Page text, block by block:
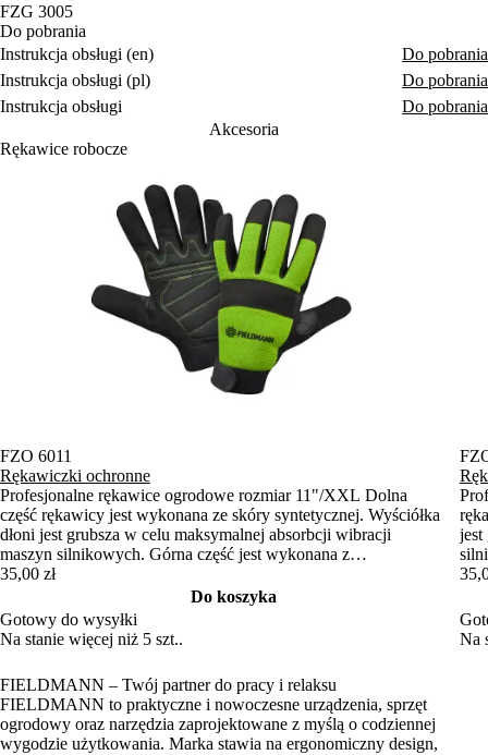
FZG 3005
Do pobrania
Instrukcja obsługi (en)
Do pobrania
Instrukcja obsługi (pl)
Do pobrania
Instrukcja obsługi
Do pobrania
Akcesoria
Rękawice robocze
FZO 6011
Rękawiczki ochronne
Profesjonalne rękawice ogrodowe rozmiar 11"/XXL Dolna
część rękawicy jest wykonana ze skóry syntetycznej. Wyściółka
dłoni jest grubsza w celu maksymalnej absorbcji wibracji
maszyn silnikowych. Górna część jest wykonana z
elastycznego neoprenu, a palce są pokryte skórą syntetyczną.
Rękawiczki można również przymocować za pomocą taśmy
Velcro, co zapobiegnie ich ślizganiu.
35,00 zł
Do koszyka
Gotowy do wysyłki
Na stanie więcej niż 5 szt..
jest
Na
FIELDMANN – Twój partner do pracy i relaksu
FIELDMANN to praktyczne i nowoczesne urządzenia, sprzęt
ogrodowy oraz narzędzia zaprojektowane z myślą o codziennej
wygodzie użytkowania. Marka stawia na ergonomiczny design,